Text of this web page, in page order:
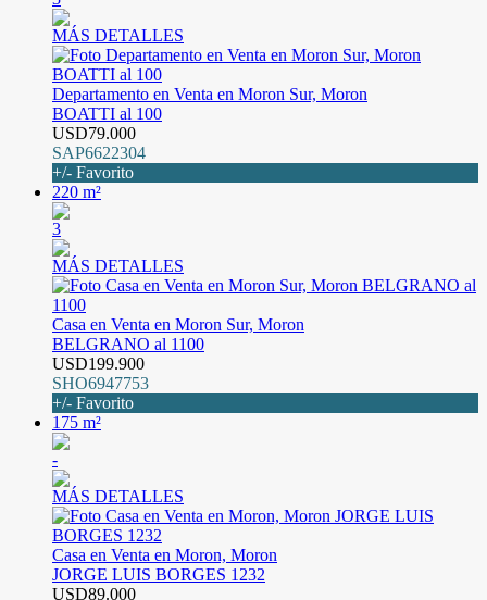
MÁS DETALLES
Departamento en Venta en Moron Sur, Moron
BOATTI al 100
USD79.000
SAP6622304
+/- Favorito
220 m²
3
MÁS DETALLES
Casa en Venta en Moron Sur, Moron
BELGRANO al 1100
USD199.900
SHO6947753
+/- Favorito
175 m²
-
MÁS DETALLES
Casa en Venta en Moron, Moron
JORGE LUIS BORGES 1232
USD89.000